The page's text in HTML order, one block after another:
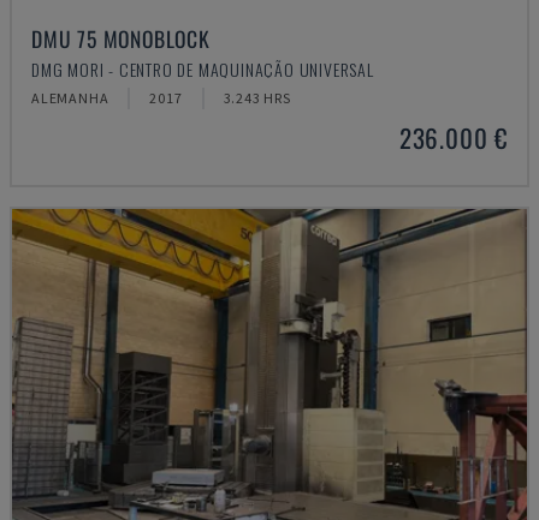
DMU 75 MONOBLOCK
DMG MORI - CENTRO DE MAQUINAÇÃO UNIVERSAL
ALEMANHA 2017 3.243 HRS
236.000 €